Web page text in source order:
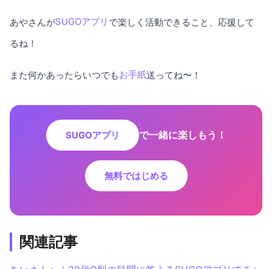
あやさんがSUGOアプリ で楽しく活動できること、応援して
るね！
また何かあったらいつでもお手紙送ってね〜！
SUGOアプリ で一緒に楽しもう！
無料ではじめる
関連記事